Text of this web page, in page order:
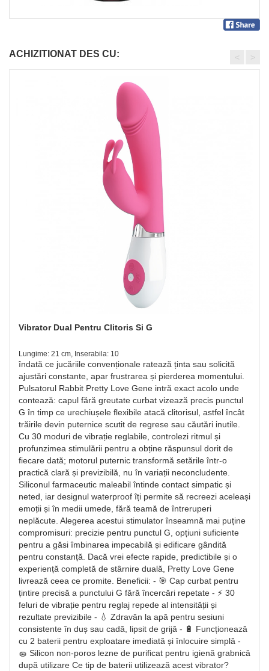
ACHIZITIONAT DES CU:
Vibrator Dual Pentru Clitoris Si G
Lungime: 21 cm, Inserabila: 10
îndată ce jucăriile convenționale ratează ținta sau solicită
ajustări constante, apar frustrarea și pierderea momentului.
Pulsatorul Rabbit Pretty Love Gene intră exact acolo unde
contează: capul fără greutate curbat vizează precis punctul
G în timp ce urechiușele flexibile atacă clitorisul, astfel încât
trăirile devin puternice scutit de regrese sau căutări inutile.
Cu 30 moduri de vibrație reglabile, controlezi ritmul și
profunzimea stimulării pentru a obține răspunsul dorit de
fiecare dată; motorul puternic transformă setările într-o
practică clară și previzibilă, nu în variații neconcludente.
Siliconul farmaceutic maleabil întinde contact simpatic și
neted, iar designul waterproof îți permite să recreezi aceleași
emoții și în medii umede, fără teamă de întreruperi
neplăcute. Alegerea acestui stimulator înseamnă mai puține
compromisuri: precizie pentru punctul G, opțiuni suficiente
pentru a găsi îmbinarea impecabilă și edificare gândită
pentru constanță. Dacă vrei efecte rapide, predictibile și o
experiență completă de stârnire duală, Pretty Love Gene
livrează ceea ce promite. Beneficii: - 🎯 Cap curbat pentru
țintire precisă a punctului G fără încercări repetate - ⚡ 30
feluri de vibrație pentru reglaj repede al intensității și
rezultate previzibile - 💧 Zdravăn la apă pentru sesiuni
consistente în duș sau cadă, lipsit de grijă - 🔋 Funcționează
cu 2 baterii pentru exploatare imediată și înlocuire simplă -
🧽 Silicon non-poros lezne de purificat pentru igienă grabnică
după utilizare Ce tip de baterii utilizează acest vibrator?
< >